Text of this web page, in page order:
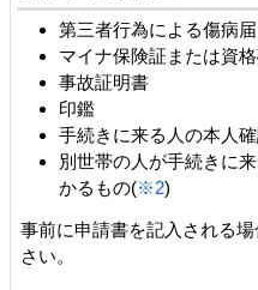
第三者行為による傷病届
マイナ保険証または資
事故証明書
印鑑
手続きに来る人の本人
別世帯の人が手続きに
かるもの(※2)
事前に申請書を記入される
さい。